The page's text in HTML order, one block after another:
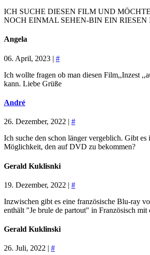
ICH SUCHE DIESEN FILM UND
NOCH EINMAL SEHEN-BIN EIN RIESEN
Angela
06. April, 2023 | #
Ich wollte fragen ob man diesen Film,,Inzest
kann. Liebe Grüße
André
26. Dezember, 2022 | #
Ich suche den schon länger vergeblich. Gibt es
Möglichkeit, den auf DVD zu bekommen?
Gerald Kuklisnki
19. Dezember, 2022 | #
Inzwischen gibt es eine französische Blu-ray
enthält "Je brule de partout" in Französisch mit
Gerald Kuklinski
26. Juli, 2022 | #